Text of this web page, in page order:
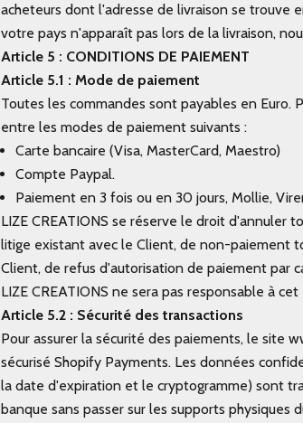
acheteurs dont l'adresse de livraison se trouve
votre pays n'apparaît pas lors de la livraison,
Article 5 : CONDITIONS DE PAIEMENT
Article 5.1 : Mode de paiement
Toutes les commandes sont payables en Euro.
entre les modes de paiement suivants :
Carte bancaire (Visa, MasterCard, Maestro)
Compte Paypal.
Paiement en 3 fois ou en 30 jours, Mollie,
LIZE CREATIONS se réserve le droit d'annuler
litige existant avec le Client, de non-paiement
Client, de refus d'autorisation de paiement par
LIZE CREATIONS ne sera pas responsable à cet
Article 5.2 : Sécurité des transactions
Pour assurer la sécurité des paiements, le site
sécurisé Shopify Payments. Les données
la date d'expiration et le cryptogramme) sont
banque sans passer sur les supports physiques